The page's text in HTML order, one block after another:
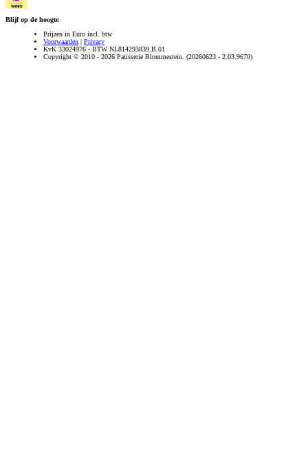
Blijf op de hoogte
Prijzen in Euro incl. btw
Voorwaarden | Privacy
KvK 33024976 - BTW NL814293839.B.01
Copyright © 2010 - 2026 Patisserie Blommestein. (20260623 - 2.03.9670)